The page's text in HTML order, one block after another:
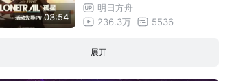
03:54
明日方舟
236.3万
5536
展开